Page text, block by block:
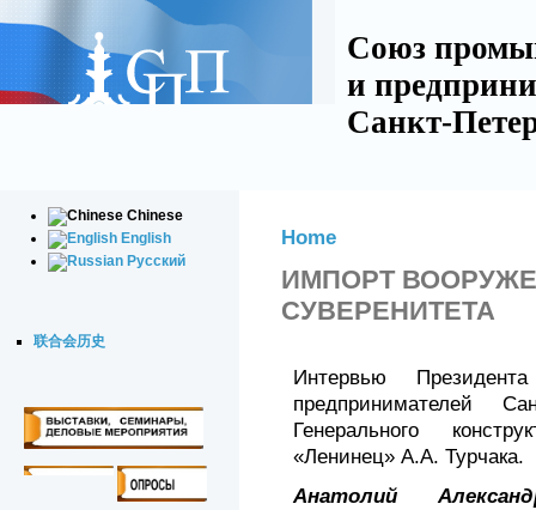
Союз
и
Санкт-
Chinese
English
Русский
联合会历史
Home
ИМПОРТ
СУВЕРЕНИТЕТА
Интервью
предпринимателей
Генерального
«Ленинец» А.А. Турчака.
Анатолий